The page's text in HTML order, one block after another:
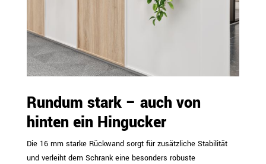
Rundum stark – auch von
hinten ein Hingucker
Die 16 mm starke Rückwand sorgt für zusätzliche Stabilität
und verleiht dem Schrank eine besonders robuste